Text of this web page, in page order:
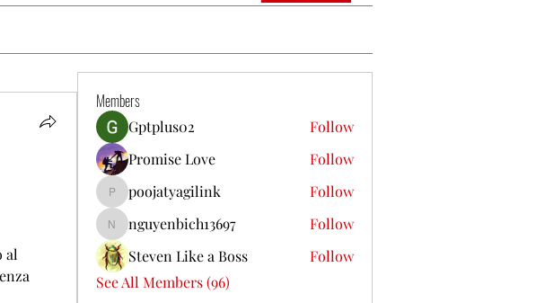
al
Members
Gptplus02
Follow
Promise Love
Follow
poojatyagilink
poojatyagilink Follow
nguyenbich13697
nguyenbich13697
Follow
Steven Like a Boss
Follow
See All Members (96)